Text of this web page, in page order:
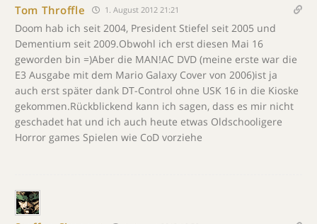
Tom Throffle 1. August 2012 21:21
Doom hab ich seit 2004, President Stiefel seit 2005 und
Dementium seit 2009.Obwohl ich erst diesen Mai 16
geworden bin =)Aber die MAN!AC DVD (meine erste war die
E3 Ausgabe mit dem Mario Galaxy Cover von 2006)ist ja
auch erst später dank DT-Control ohne USK 16 in die Kioske
gekommen.Rückblickend kann ich sagen, dass es mir nicht
geschadet hat und ich auch heute etwas Oldschooligere
Horror games Spielen wie CoD vorziehe